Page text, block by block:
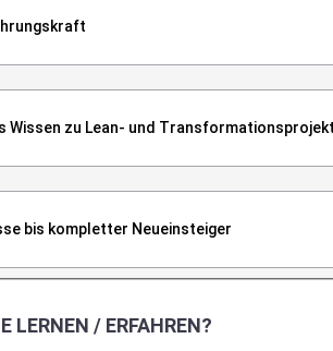
Wissen zu Lean- und
bis kompletter Neueinsteiger
LERNEN / ERFAHREN?